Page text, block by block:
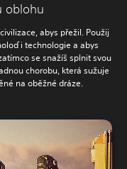
oblohu
abys přežil. Použij
i technologie a abys
se snažíš splnit svou
chorobu, která sužuje
na oběžné dráze.